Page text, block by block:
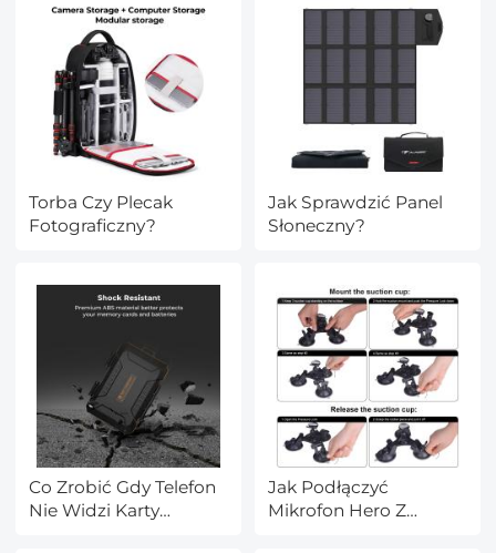
Torba Czy Plecak
Fotograficzny?
Jak Sprawdzić Panel
Słoneczny?
Co Zrobić Gdy Telefon
Nie Widzi Karty
Jak Podłączyć
Mikrofon Hero Z